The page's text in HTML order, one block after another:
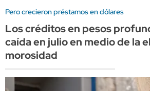
Pero crecieron préstamos en dólares
Los créditos en pesos
caída en julio en medio de la
morosidad